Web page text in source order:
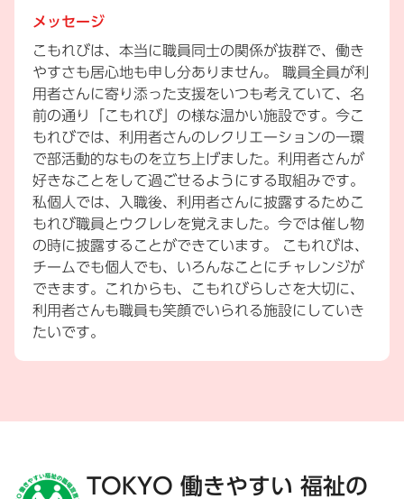
メッセージ
こもれびは、本当に職員同士の関係が抜群で、働き
やすさも居心地も申し分ありません。 職員全員が利
用者さんに寄り添った支援をいつも考えていて、名
前の通り「こもれび」の様な温かい施設です。今こ
もれびでは、利用者さんのレクリエーションの一環
で部活動的なものを立ち上げました。利用者さんが
好きなことをして過ごせるようにする取組みです。
私個人では、入職後、利用者さんに披露するためこ
もれび職員とウクレレを覚えました。今では催し物
の時に披露することができています。 こもれびは、
チームでも個人でも、いろんなことにチャレンジが
できます。これからも、こもれびらしさを大切に、
利用者さんも職員も笑顔でいられる施設にしていき
たいです。
TOKYO 働きやすい 福祉の